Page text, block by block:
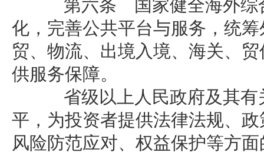
第六条 国家健全海外综合
化，完善公共平台与服务，统
贸、物流、出境入境、海关、
供服务保障。
省级以上人民政府及其有
平，为投资者提供法律法规、
风险防范应对、权益保护等方